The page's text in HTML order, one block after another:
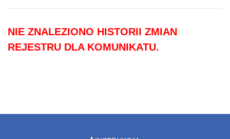
NIE ZNALEZIONO HISTORII ZMIAN
REJESTRU DLA KOMUNIKATU.